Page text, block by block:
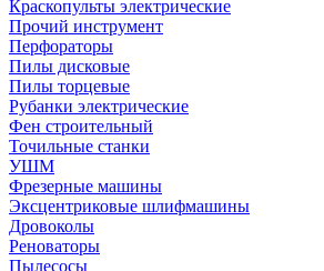
Краскопульты электрические
Прочий инструмент
Перфораторы
Пилы дисковые
Пилы торцевые
Рубанки электрические
Фен строительный
Точильные станки
УШМ
Фрезерные машины
Эксцентриковые шлифмашины
Дровоколы
Реноваторы
Пылесосы